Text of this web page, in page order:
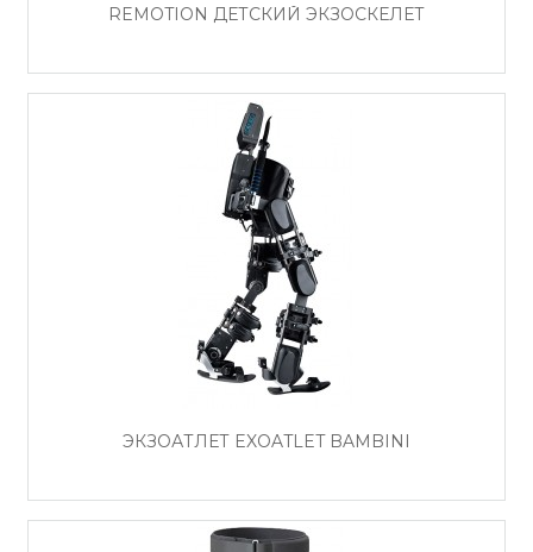
REMOTION ДЕТСКИЙ ЭКЗОСКЕЛЕТ
ЭКЗОАТЛЕТ EXOATLET BAMBINI